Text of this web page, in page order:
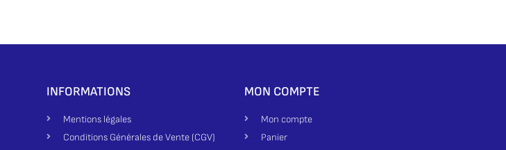
INFORMATIONS
Mentions légales
Conditions Générales de Vente (CGV)
MON COMPTE
Mon compte
Panier